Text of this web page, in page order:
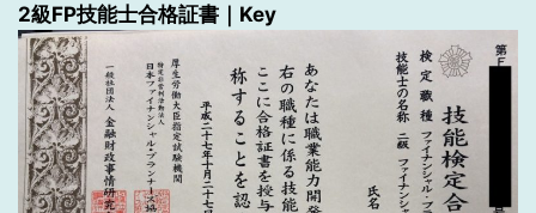
2級FP技能士合格証書｜Key